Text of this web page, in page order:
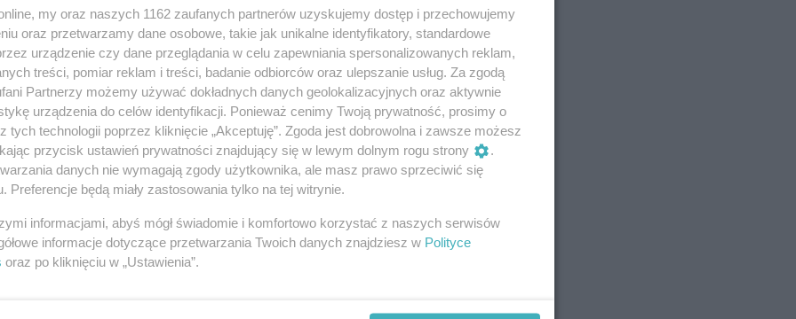
Na słupie
W sobotę Kujawski
Festiwal Pieśni Ludowej
my oraz naszych 1162 zaufanych partnerów uzyskujemy dostęp i przechowujemy
oraz przetwarzamy dane osobowe, takie jak unikalne identyfikatory, standardowe
urządzenie czy dane przeglądania w celu zapewniania spersonalizowanych reklam,
treści, pomiar reklam i treści, badanie odbiorców oraz ulepszanie usług. Za zgodą
Partnerzy możemy używać dokładnych danych geolokalizacyjnych oraz aktywnie
urządzenia do celów identyfikacji. Ponieważ cenimy Twoją prywatność, prosimy o
tych technologii poprzez kliknięcie „Akceptuję”. Zgoda jest dobrowolna i zawsze możesz
przycisk ustawień prywatności znajdujący się w lewym dolnym rogu strony
.
danych nie wymagają zgody użytkownika, ale masz prawo sprzeciwić się
Preferencje będą miały zastosowania tylko na tej witrynie.
informacjami, abyś mógł świadomie i komfortowo korzystać z naszych serwisów
informacje dotyczące przetwarzania Twoich danych znajdziesz w Polityce
oraz po kliknięciu w „Ustawienia”.